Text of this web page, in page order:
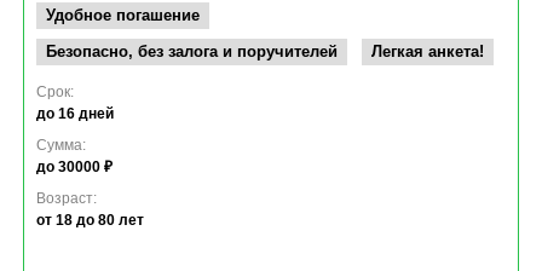
Удобное погашение
Безопасно, без залога и поручителей
Легкая анкета!
Срок:
до 16 дней
Сумма:
до 30000 ₽
Возраст:
от 18 до 80 лет